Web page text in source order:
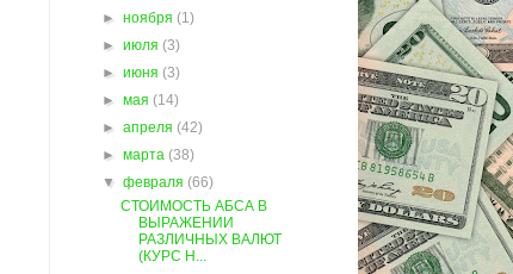
►ноября(1)
►июля(3)
►июня(3)
►мая(14)
►апреля(42)
►марта(38)
▼февраля(66)
СТОИМОСТЬ АБСА В
ВЫРАЖЕНИИ
РАЗЛИЧНЫХ ВАЛЮТ
(КУРС Н...